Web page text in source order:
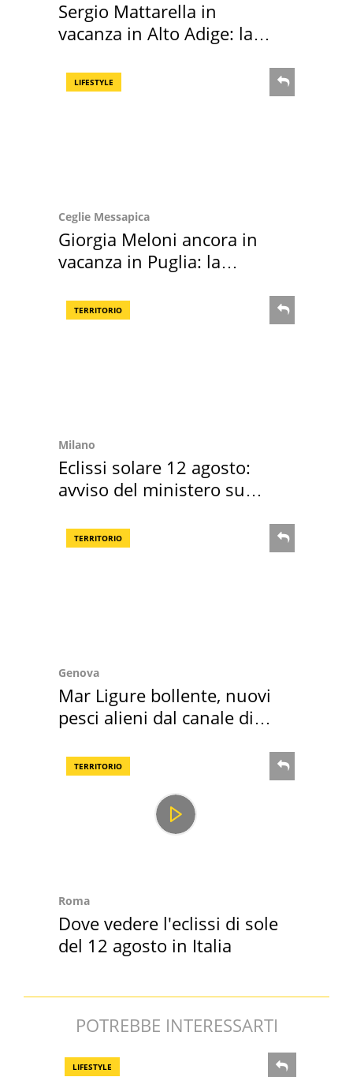
Sergio Mattarella in
vacanza in Alto Adige: la
LIFESTYLE
Ceglie Messapica
Giorgia Meloni ancora in
vacanza in Puglia: la
TERRITORIO
Milano
Eclissi solare 12 agosto:
avviso del ministero su
TERRITORIO
Genova
Mar Ligure bollente, nuovi
pesci alieni dal canale di
TERRITORIO
Roma
Dove vedere l'eclissi di sole
del 12 agosto in Italia
POTREBBE INTERESSARTI
LIFESTYLE